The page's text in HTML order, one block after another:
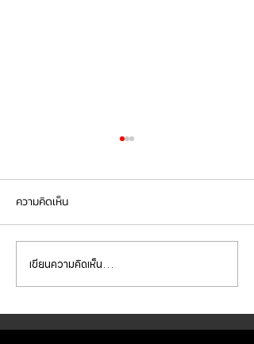
Mercedes Benz E350e เข้า
รับบริการเปลี่ยนจานเบรก ผ้า
เบรกหน้า พร้อมเซ็นเซอร์
ความคิดเห็น
เขียนความคิดเห็น…